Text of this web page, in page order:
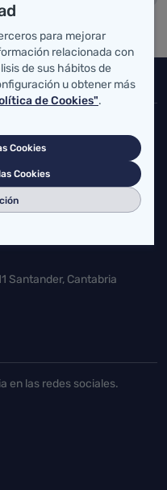
Cantabria
Santander, Cantabria
en las redes sociales.
para mejorar
relacionada con
de sus hábitos de
u obtener más
de Cookies".
Cookies
Cookies